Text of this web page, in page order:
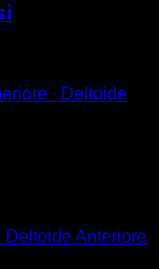
∙ Deltoide
Deltoide Anteriore